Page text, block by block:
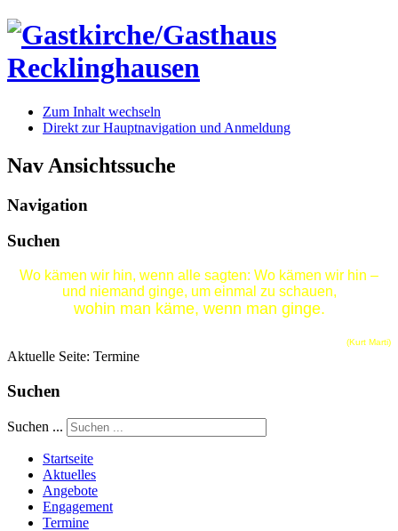
Zum Inhalt wechseln
Direkt zur Hauptnavigation und Anmeldung
Nav Ansichtssuche
Navigation
Suchen
Wo kämen wir hin, wenn alle sagten: Wo kämen wir hin –
und niemand ginge, um einmal zu schauen,
wohin man käme, wenn man ginge.
(Kurt Marti)
Aktuelle Seite: Termine
Suchen
Suchen ...
Startseite
Aktuelles
Angebote
Engagement
Termine